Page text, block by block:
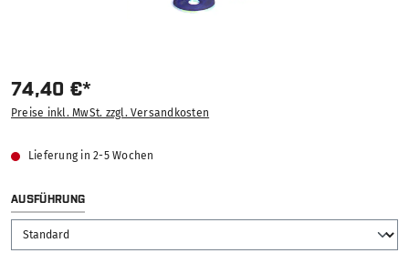
74,40 €*
Preise inkl. MwSt. zzgl. Versandkosten
Lieferung in 2-5 Wochen
AUSFÜHRUNGAUSWÄHLEN